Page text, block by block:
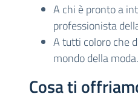
A chi è pronto a
professionista
A tutti coloro che
mondo della moda.
Cosa ti